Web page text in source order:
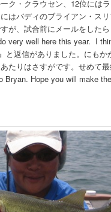
ク・クラウセン、12位には
はバディのブライアン・ス
が、試合前にメールをしたら
very well here this year. I
と返信がありました。にもか
たりはさすがです。せめて
Bryan. Hope you will make